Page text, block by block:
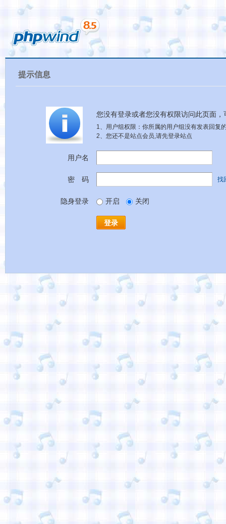
提示信息
您没有登录或者您没有权限访问此页面
1、用户组权限：你所属的用户组没有发表回复
2、您还不是站点会员,请先登录站点
用户名
密 码 找
隐身登录 开启 关闭
登录